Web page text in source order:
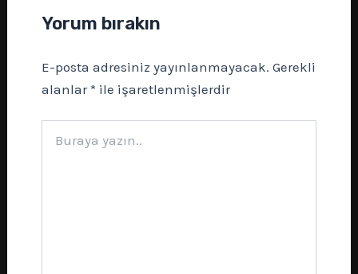
Yorum bırakın
E-posta adresiniz yayınlanmayacak. Gerekli
alanlar* ile işaretlenmişlerdir
yazın..